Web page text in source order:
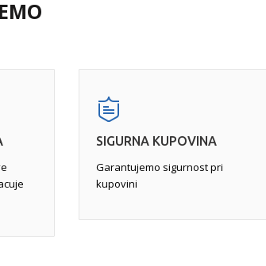
se većina iskrivljenja javlja na unutrašnjoj strani
mašinsku obradu za popravku svih
SIGURNA KUPOVINA
Garantujemo sigurnost pri
kupovini